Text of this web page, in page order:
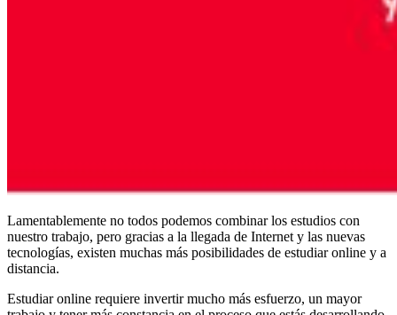
Lamentablemente no todos podemos combinar los estudios con
nuestro trabajo, pero gracias a la llegada de Internet y las nuevas
tecnologías, existen muchas más posibilidades de estudiar online y a
distancia.
Estudiar online requiere invertir mucho más esfuerzo, un mayor